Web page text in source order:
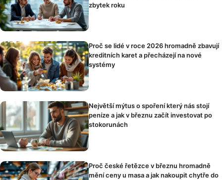
zbytek roku
Proč se lidé v roce 2026 hromadně zbavují
kreditních karet a přecházejí na nové
systémy
Největší mýtus o spoření který nás stojí
peníze a jak v březnu začít investovat po
stokorunách
Proč české řetězce v březnu hromadně
mění ceny u masa a jak nakoupit chytře do